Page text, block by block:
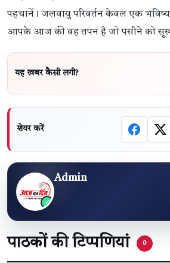
पहचानें। जलवायु परिवर्तन केवल एक
आपके आज की वह तपन है जो पसीने को
यह खबर कैसी लगी?
शेयर करें
Admin
पाठकों की टिप्पणियां 0